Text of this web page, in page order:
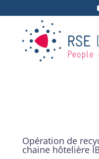
Opération de
chaine hôtelière